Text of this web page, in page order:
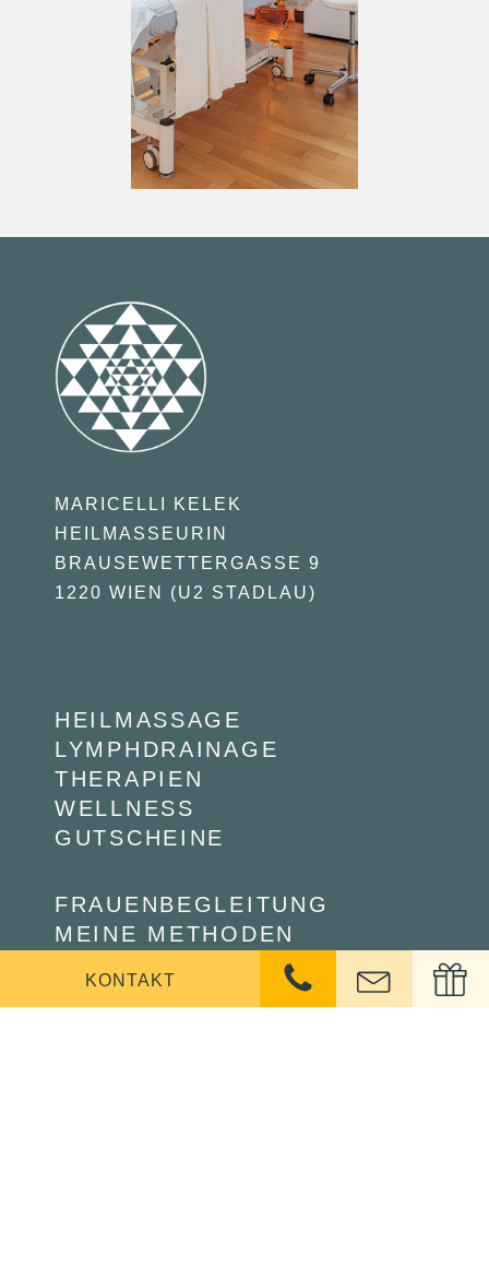
MARICELLI KELEK
HEILMASSEURIN
BRAUSEWETTERGASSE 9
1220 WIEN (U2 STADLAU)
HEILMASSAGE
LYMPHDRAINAGE
THERAPIEN
WELLNESS
GUTSCHEINE
FRAUENBEGLEITUNG
MEINE METHODEN
KONTAKT